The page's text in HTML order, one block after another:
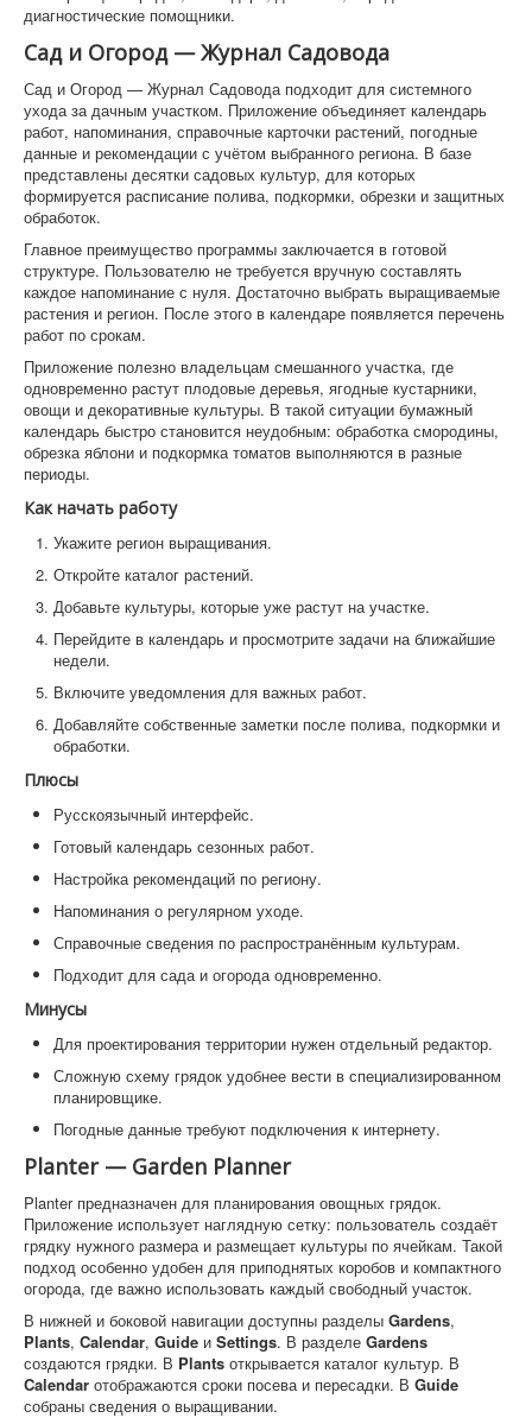
диагностические помощники.
Сад и Огород — Журнал Садовода
Сад и Огород — Журнал Садовода подходит для системного
ухода за дачным участком. Приложение объединяет календарь
работ, напоминания, справочные карточки растений, погодные
данные и рекомендации с учётом выбранного региона. В базе
представлены десятки садовых культур, для которых
формируется расписание полива, подкормки, обрезки и защитных
обработок.
Главное преимущество программы заключается в готовой
структуре. Пользователю не требуется вручную составлять
каждое напоминание с нуля. Достаточно выбрать выращиваемые
растения и регион. После этого в календаре появляется перечень
работ по срокам.
Приложение полезно владельцам смешанного участка, где
одновременно растут плодовые деревья, ягодные кустарники,
овощи и декоративные культуры. В такой ситуации бумажный
календарь быстро становится неудобным: обработка смородины,
обрезка яблони и подкормка томатов выполняются в разные
периоды.
Как начать работу
Укажите регион выращивания.
Откройте каталог растений.
Добавьте культуры, которые уже растут на участке.
Перейдите в календарь и просмотрите задачи на ближайшие
недели.
Включите уведомления для важных работ.
Добавляйте собственные заметки после полива, подкормки и
обработки.
Плюсы
Русскоязычный интерфейс.
Готовый календарь сезонных работ.
Настройка рекомендаций по региону.
Напоминания о регулярном уходе.
Справочные сведения по распространённым культурам.
Подходит для сада и огорода одновременно.
Минусы
Для проектирования территории нужен отдельный редактор.
Сложную схему грядок удобнее вести в специализированном
планировщике.
Погодные данные требуют подключения к интернету.
Planter — Garden Planner
Planter предназначен для планирования овощных грядок.
Приложение использует наглядную сетку: пользователь создаёт
грядку нужного размера и размещает культуры по ячейкам. Такой
подход особенно удобен для приподнятых коробов и компактного
огорода, где важно использовать каждый свободный участок.
В нижней и боковой навигации доступны разделы Gardens,
Plants, Calendar, Guide и Settings. В разделе Gardens
создаются грядки. В Plants открывается каталог культур. В
Calendar отображаются сроки посева и пересадки. В Guide
собраны сведения о выращивании.